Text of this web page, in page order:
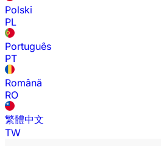
Polski
PL
Português
PT
Română
RO
繁體中文
TW